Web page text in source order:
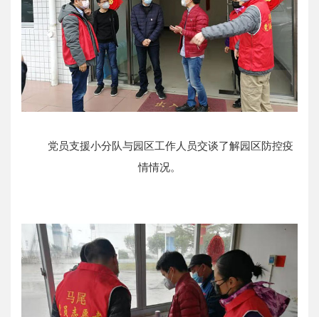
党员支援小分队与园区工作人员交谈了解园区防控疫
情情况。